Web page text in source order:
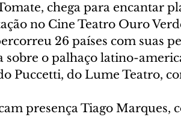
chega para encantar
no Cine Teatro Ouro
26 países com suas
sobre o palhaço latino-
Puccetti, do Lume Teatro,
presença Tiago Marques,